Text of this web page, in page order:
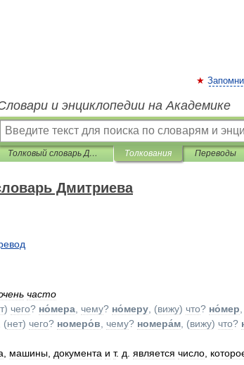
и энциклопедии на Академике
Толковый словарь Дмитриева Толкования Переводы
Дмитриева
часто
) чего? но́мера чему? но́меру , (вижу) что? но́мер
, (нет) чего? номеро́в чему? номера́м , (вижу) что?
машины документа и т. д является число